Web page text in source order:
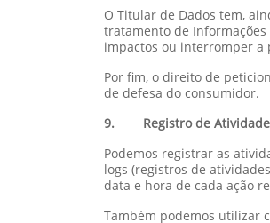
O Titular de Dados tem,
tratamento de
impactos ou interromper a
Por fim, o direito de
de defesa do consumidor.
9. Registro de
Podemos registrar as
logs (registros de
data e hora de cada ação
Também podemos utilizar